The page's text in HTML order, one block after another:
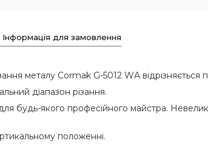
Інформація для замовлення
металу Cormak G-5012 WА відрізняється
діапазон різання.
будь-якого професійного майстра.
положенні.